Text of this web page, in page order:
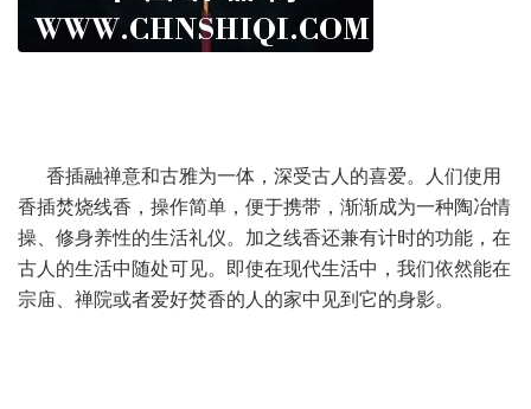
香插融禅意和古雅为一体，深受古人的喜爱。人们使用
香插焚烧线香，操作简单，便于携带，渐渐成为一种陶冶情
操、修身养性的生活礼仪。加之线香还兼有计时的功能，在
古人的生活中随处可见。即使在现代生活中，我们依然能在
宗庙、禅院或者爱好焚香的人的家中见到它的身影。